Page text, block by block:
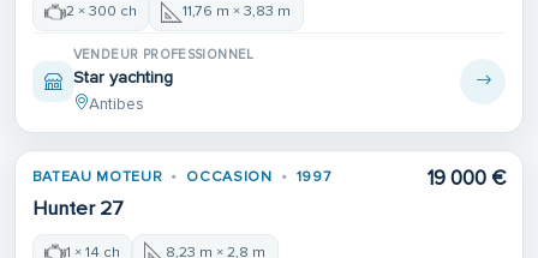
2 × 300 ch 11,76 m × 3,83 m
VENDEUR PROFESSIONNEL
Star yachting
Antibes
BATEAU MOTEUR OCCASION 1997
Hunter 27
19 000 €
1 × 14 ch 8,23 m × 2,8 m